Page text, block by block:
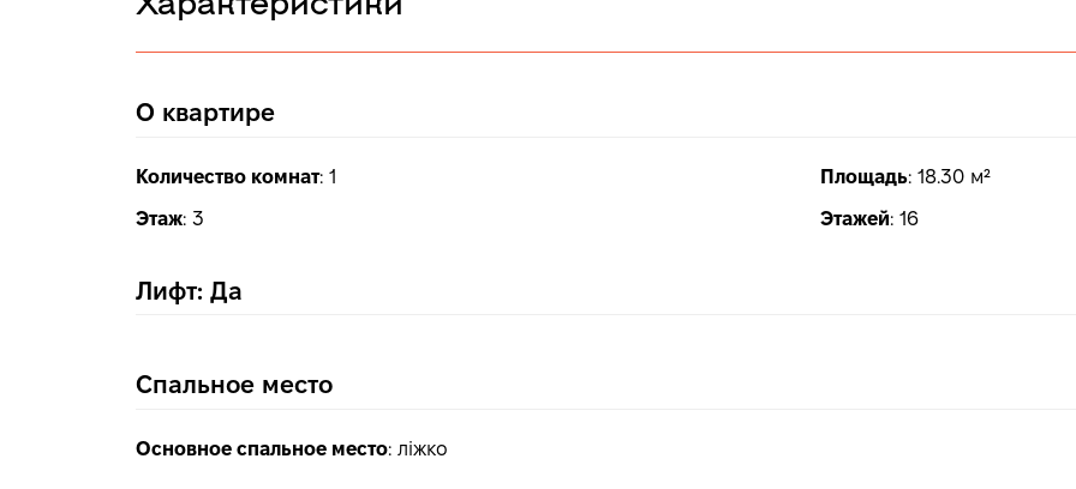
О квартире
Количество комнат:1 Площадь:18.30 м²
Этаж:3 Этажей:16
Лифт: Да
Спальное место
Основное спальное место:ліжко